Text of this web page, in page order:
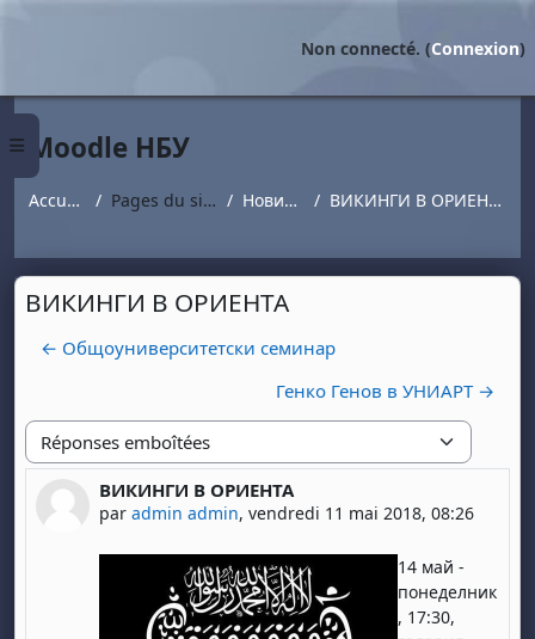
Panneau latéral
Non connecté. (Connexion)
Moodle НБУ
Accueil Pages du site Новини ВИКИНГИ В ОРИЕНТА
ВИКИНГИ В ОРИЕНТА
← Общоуниверситетски семинар
Генко Генов в УНИАРТ →
Type d'affichage
ВИКИНГИ В ОРИЕНТА
par admin admin, vendredi 11 mai 2018, 08:26
Nombre de réponses : 0
14 май -
понеделник
, 17:30,